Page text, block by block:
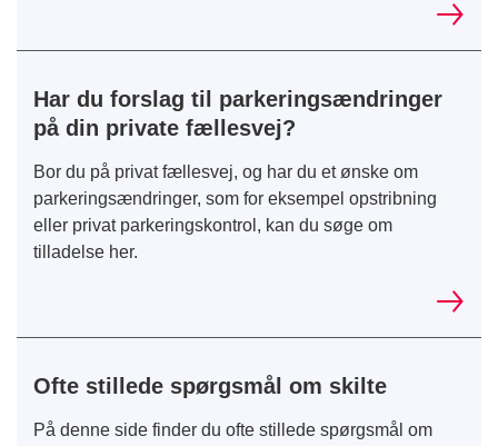
Har du forslag til parkeringsændringer
på din private fællesvej?
Bor du på privat fællesvej, og har du et ønske om
parkeringsændringer, som for eksempel opstribning
eller privat parkeringskontrol, kan du søge om
tilladelse her.
Ofte stillede spørgsmål om skilte
På denne side finder du ofte stillede spørgsmål om